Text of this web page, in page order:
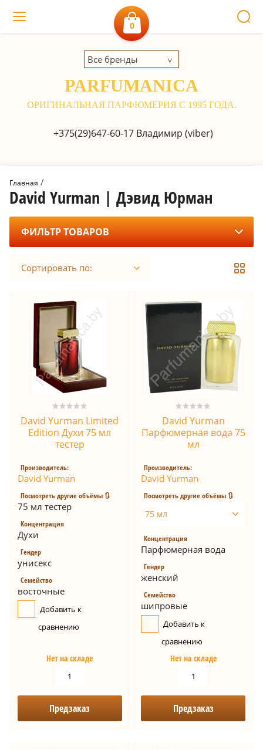
0
+375(29)647-60-17Владимир (viber)
Все бренды
PARFUMANICA
ОРИГИНАЛЬНАЯ ПАРФЮМЕРИЯ С 1995 ГОДА.
Главная /
David Yurman | Дэвид Юрман
ФИЛЬТР ТОВАРОВ
Сортировать по:
David Yurman Limited
Edition Духи 75 мл
тестер
Производитель:
David Yurman
Посмотреть другие объёмы 🔃
75 мл тестер
Концентрация
Духи
Гендер
унисекс
Семейство
восточные
Добавить к
сравнению
Нет на складе
Предзаказ
David Yurman
Парфюмерная вода 75
мл
Производитель:
David Yurman
Посмотреть другие объёмы 🔃
75 мл
Концентрация
Парфюмерная вода
Гендер
женский
Семейство
шипровые
Добавить к
сравнению
Нет на складе
Предзаказ